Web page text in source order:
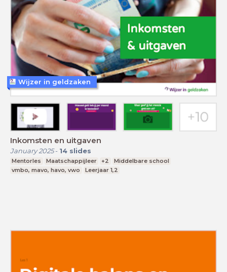
Inkomsten en uitgaven
January 2025- 14 slides
Mentorles Maatschappijleer +2
Middelbare school
vmbo, mavo, havo, vwo
Leerjaar 1,2
Wijzer in geldzaken